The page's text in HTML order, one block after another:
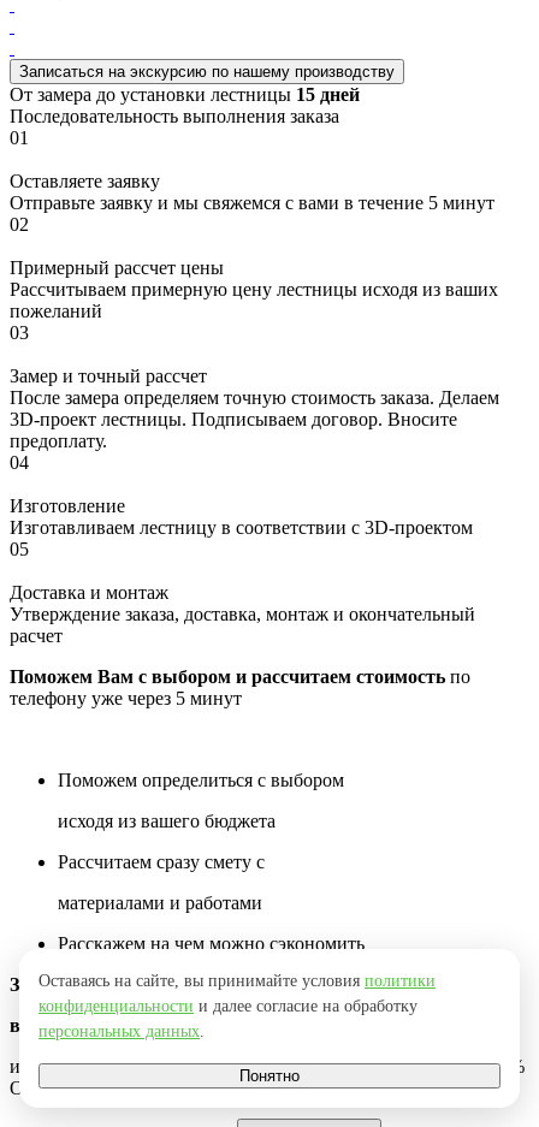
Записаться на экскурсию по нашему производству
От замера до установки лестницы 15 дней
Последовательность выполнения заказа
01
Оставляете заявку
Отправьте заявку и мы свяжемся с вами в течение 5 минут
02
Примерный рассчет цены
Рассчитываем примерную цену лестницы исходя из ваших
пожеланий
03
Замер и точный рассчет
После замера определяем точную стоимость заказа. Делаем
3D-проект лестницы. Подписываем договор. Вносите
предоплату.
04
Изготовление
Изготавливаем лестницу в соответствии с 3D-проектом
05
Доставка и монтаж
Утверждение заказа, доставка, монтаж и окончательный
расчет
Поможем Вам с выбором и рассчитаем стоимость по
телефону уже через 5 минут
Поможем определиться с выбором
исходя из вашего бюджета
Рассчитаем сразу смету с
материалами и работами
Расскажем на чем можно сэкономить
Заполните форму ниже и мы перезвоним
вам через 2 минуты
и сделать Вам по возможности максимальную скидку до -10%
Оставьте просто Ваш телефон
Оставаясь на сайте, вы принимайте условия политики
конфиденциальности и далее согласие на обработку
персональных данных.
Понятно